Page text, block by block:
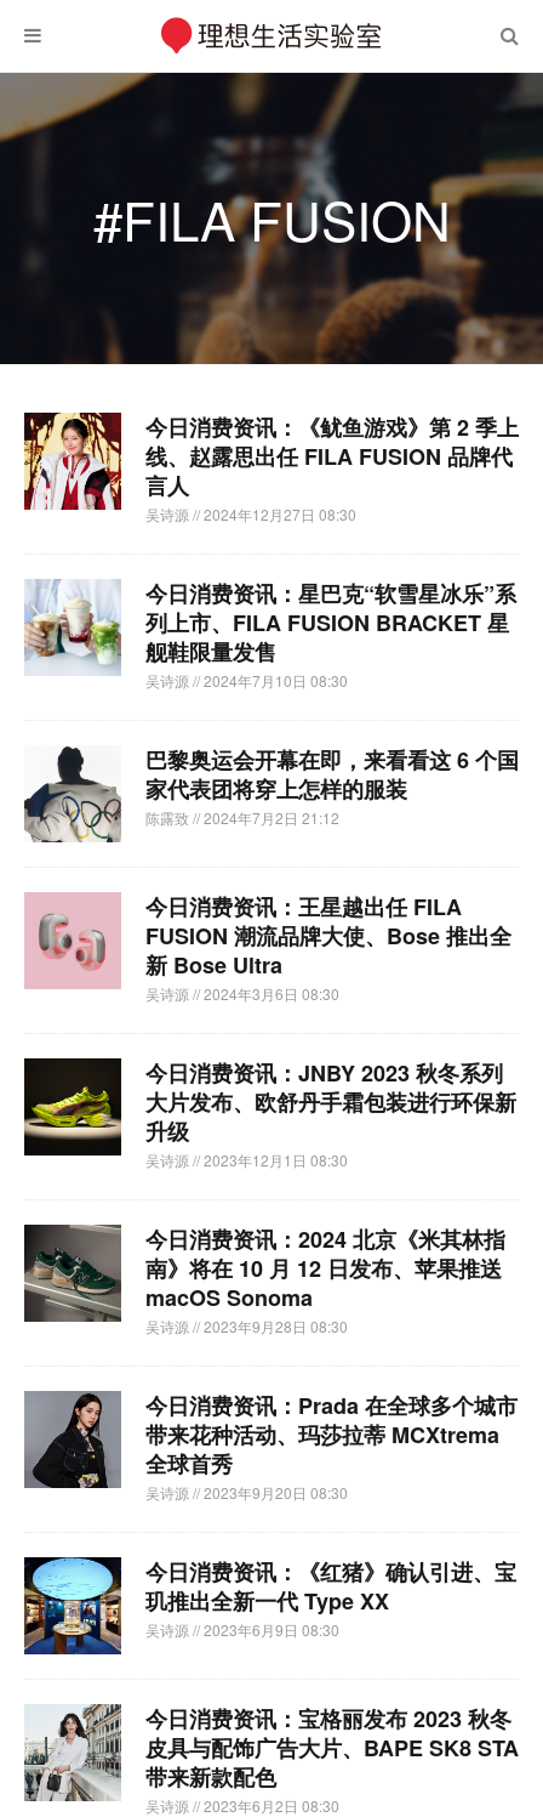
#FILA FUSION
今日消费资讯：《鱿鱼游戏》第 2 季上
线、赵露思出任 FILA FUSION 品牌代
言人
吴诗源 // 2024年12月27日 08:30
今日消费资讯：星巴克“软雪星冰乐”系
列上市、FILA FUSION BRACKET 星
舰鞋限量发售
吴诗源 // 2024年7月10日 08:30
巴黎奥运会开幕在即，来看看这 6 个国
家代表团将穿上怎样的服装
陈露致// 2024年7月2日 21:12
今日消费资讯：王星越出任 FILA
FUSION 潮流品牌大使、Bose 推出全
新 Bose Ultra
吴诗源 // 2024年3月6日 08:30
今日消费资讯：JNBY 2023 秋冬系列
大片发布、欧舒丹手霜包装进行环保新
升级
吴诗源 // 2023年12月1日 08:30
今日消费资讯：2024 北京《米其林指
南》将在 10 月 12 日发布、苹果推送
macOS Sonoma
吴诗源 // 2023年9月28日 08:30
今日消费资讯：Prada 在全球多个城市
带来花种活动、玛莎拉蒂 MCXtrema
全球首秀
吴诗源 // 2023年9月20日 08:30
今日消费资讯：《红猪》确认引进、宝
玑推出全新一代 Type XX
吴诗源 // 2023年6月9日 08:30
今日消费资讯：宝格丽发布 2023 秋冬
皮具与配饰广告大片、BAPE SK8 STA
带来新款配色
吴诗源 // 2023年6月2日 08:30